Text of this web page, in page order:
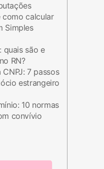
como calcular
Simples
quais são e
RN?
7 passos
estrangeiro
10 normas
convívio